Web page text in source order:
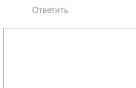
Ответить